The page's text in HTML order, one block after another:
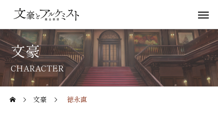
文豪
CHARACTER
文豪 徳永直